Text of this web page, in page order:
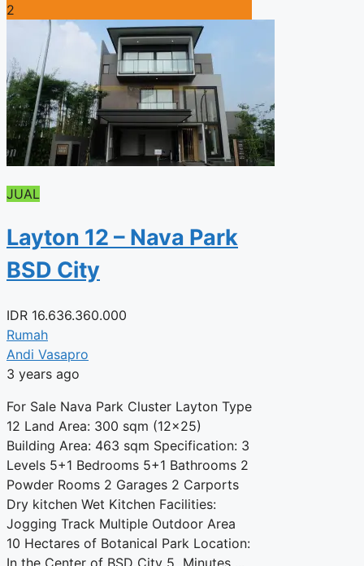
2
JUAL
Layton 12 – Nava Park
BSD City
IDR 16.636.360.000
Rumah
Andi Vasapro
3 years ago
For Sale Nava Park Cluster Layton Type
12 Land Area: 300 sqm (12×25)
Building Area: 463 sqm Specification: 3
Levels 5+1 Bedrooms 5+1 Bathrooms 2
Powder Rooms 2 Garages 2 Carports
Dry kitchen Wet Kitchen Facilities:
Jogging Track Multiple Outdoor Area
10 Hectares of Botanical Park Location:
In the Center of BSD City 5 Minutes ...